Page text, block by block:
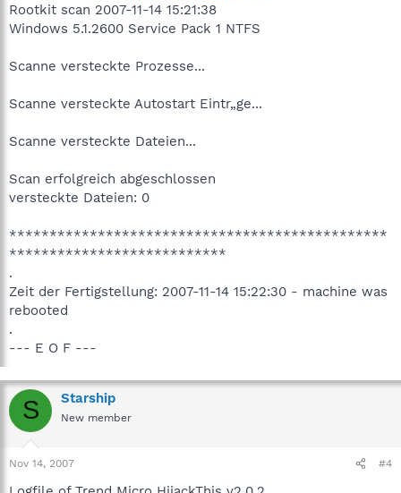
Rootkit scan 2007-11-14 15:21:38
Windows 5.1.2600 Service Pack 1 NTFS
Scanne versteckte Prozesse...
Scanne versteckte Autostart Eintr„ge...
Scanne versteckte Dateien...
Scan erfolgreich abgeschlossen
versteckte Dateien: 0
***********************************************
***************************
.
Zeit der Fertigstellung: 2007-11-14 15:22:30 - machine was
rebooted
.
--- E O F ---
S Starship
New member
Nov 14, 2007 #4